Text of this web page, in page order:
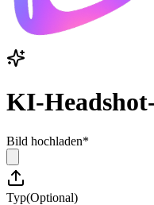
KI-
Bild hochladen*
Typ(Optional)